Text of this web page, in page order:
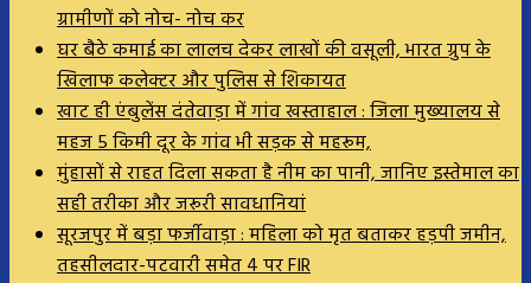
ग्रामीणों को नोच- नोच कर
घर बैठे कमाई का लालच देकर लाखों की वसूली, भारत ग्रुप के
खिलाफ कलेक्टर और पुलिस से शिकायत
खाट ही एंबुलेंस दंतेवाड़ा में गांव खस्ताहाल : जिला मुख्यालय से
महज 5 किमी दूर के गांव भी सड़क से महरूम,
मुंहासों से राहत दिला सकता है नीम का पानी, जानिए इस्तेमाल का
सही तरीका और जरूरी सावधानियां
सूरजपुर में बड़ा फर्जीवाड़ा : महिला को मृत बताकर हड़पी जमीन,
तहसीलदार-पटवारी समेत 4 पर FIR